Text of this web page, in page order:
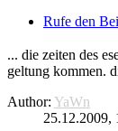
Rufe den
... die zeiten des
geltung kommen.
Author: YaWn
25.12.2009,